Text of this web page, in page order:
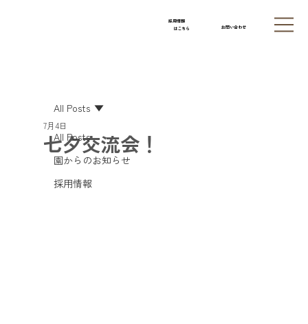
採用情報
はこちら
お問い合わせ
All Posts
園からのお知らせ
採用情報
All Posts
七夕交流会！
7月4日